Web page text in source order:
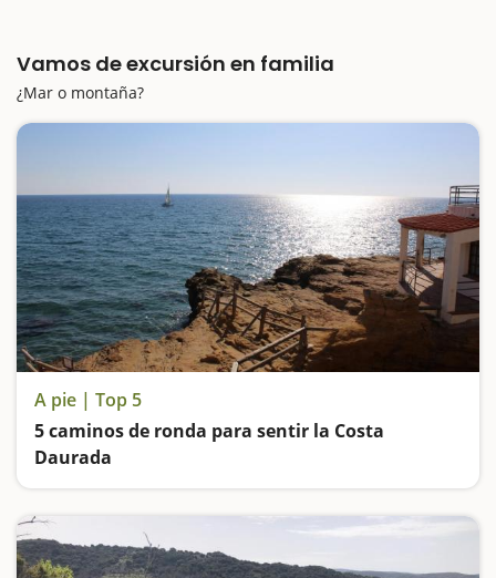
Vamos de excursión en familia
¿Mar o montaña?
A pie | Top 5
5 caminos de ronda para sentir la Costa
Daurada